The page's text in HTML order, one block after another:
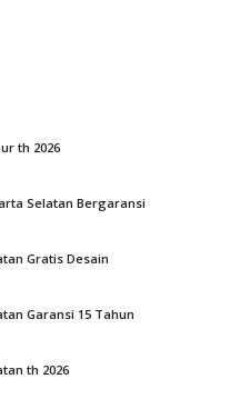
th 2026
Selatan Bergaransi
Gratis Desain
Garansi 15 Tahun
th 2026